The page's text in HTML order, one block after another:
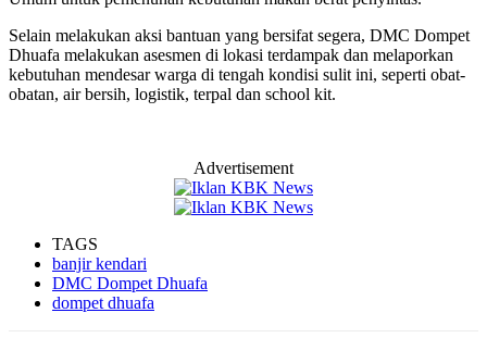
Selain melakukan aksi bantuan yang bersifat segera, DMC Dompet
Dhuafa melakukan asesmen di lokasi terdampak dan melaporkan
kebutuhan mendesar warga di tengah kondisi sulit ini, seperti obat-
obatan, air bersih, logistik, terpal dan school kit.
Advertisement
TAGS
banjir kendari
DMC Dompet Dhuafa
dompet dhuafa